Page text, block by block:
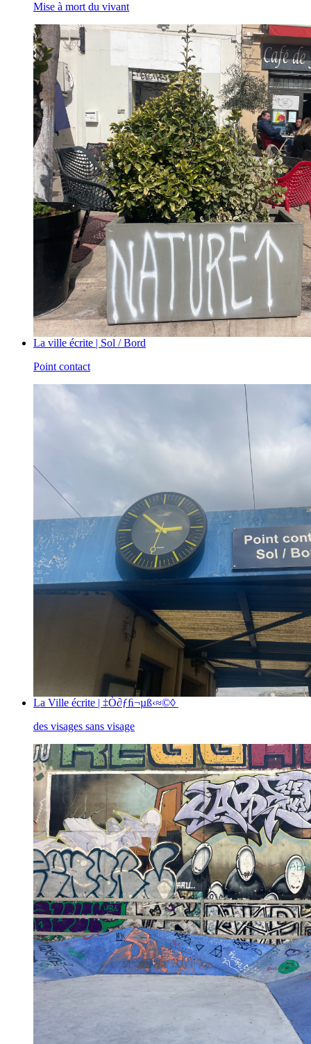
Mise à mort du vivant
La ville écrite | Sol / Bord
Point contact
La Ville écrite | ‡Ò∂ƒﬁ¬µß‹≈©◊
des visages sans visage